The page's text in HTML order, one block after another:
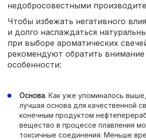
недобросовестными
Чтобы избежать негативного
и долго наслаждаться
при выборе ароматических
рекомендуют обратить
особенности:
Основа. Как уже упоминалось
лучшая основа для качественной
конечным продуктом
вещество в процессе плавления
токсичные соединения. Меньше